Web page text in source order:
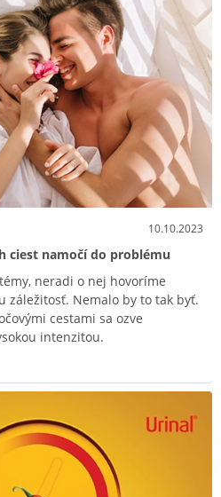
10.10.2023
ciest namočí do problému
neradi o nej hovoríme
záležitosť. Nemalo by to tak byť.
cestami sa ozve
intenzitou.